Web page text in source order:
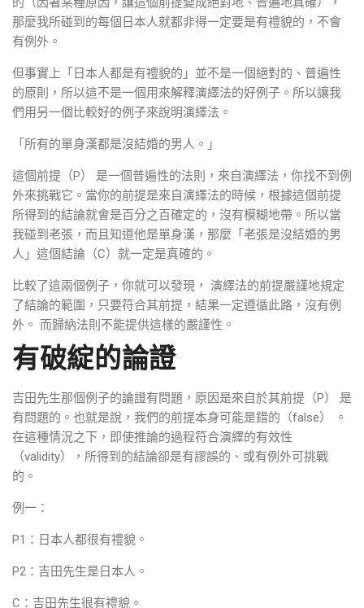
那麼我所碰到的每個日本人就都非得一定要是有禮貌的，不會
有例外。
但事實上「日本人都是有禮貌的」並不是一個絕對的、普遍性
的原則，所以這不是一個用來解釋演繹法的好例子。所以讓我
們用另一個比較好的例子來說明演繹法。
「所有的單身漢都是沒結婚的男人。」
這個前提（P） 是一個普遍性的法則，來自演繹法，你找不到例
外來挑戰它。當你的前提是來自演繹法的時候，根據這個前提
所得到的結論就會是百分之百確定的，沒有模糊地帶。所以當
我碰到老張，而且知道他是單身漢，那麼「老張是沒結婚的男
人」這個結論（C）就一定是真確的。
比較了這兩個例子，你就可以發現， 演繹法的前提嚴謹地規定
了結論的範圍，只要符合其前提，結果一定遵循此路，沒有例
外。 而歸納法則不能提供這樣的嚴謹性。
有破綻的論證
吉田先生那個例子的論證有問題，原因是來自於其前提（P） 是
有問題的。也就是說，我們的前提本身可能是錯的（false） 。
在這種情況之下，即使推論的過程符合演繹的有效性
（validity），所得到的結論卻是有謬誤的、或有例外可挑戰
的。
例一：
P1：日本人都很有禮貌。
P2：吉田先生是日本人。
C：吉田先生很有禮貌。